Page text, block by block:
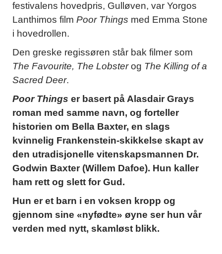
festivalens hovedpris, Gulløven, var Yorgos
Lanthimos film Poor Things med Emma Stone
i hovedrollen.
Den greske regissøren står bak filmer som
The Favourite, The Lobsterog The Killing of a
Sacred Deer.
Poor Things er basert på Alasdair Grays
roman med samme navn, og forteller
historien om Bella Baxter, en slags
kvinnelig Frankenstein-skikkelse skapt av
den utradisjonelle vitenskapsmannen Dr.
Godwin Baxter (Willem Dafoe). Hun kaller
ham rett og slett for Gud.
Hun er et barn i en voksen kropp og
gjennom sine «nyfødte» øyne ser hun vår
verden med nytt, skamløst blikk.